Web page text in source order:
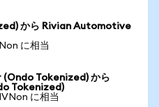
から Rivian Automotive
に相当
Tokenized) から
Tokenized)
に相当